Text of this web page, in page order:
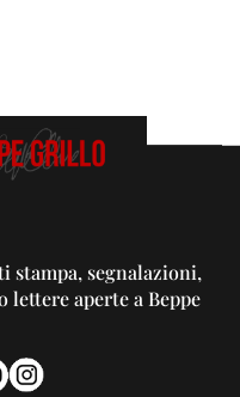
stampa, segnalazioni,
aperte a Beppe